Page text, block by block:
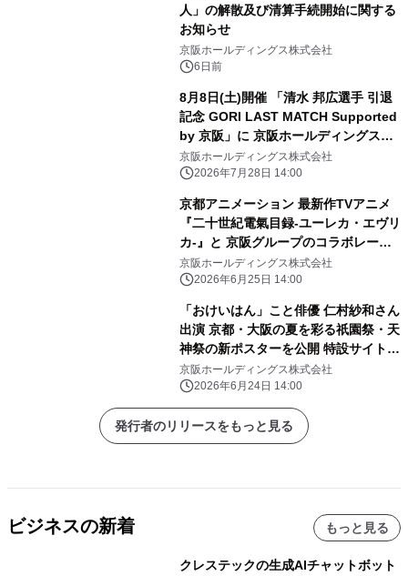
人」の解散及び清算手続開始に関する
お知らせ
京阪ホールディングス株式会社
6日前
8月8日(土)開催 「清水 邦広選手 引退
記念 GORI LAST MATCH Supported
by 京阪」に 京阪ホールディングス㈱
が冠パートナーとして協賛
京阪ホールディングス株式会社
2026年7月28日 14:00
京都アニメーション 最新作TVアニメ
『二十世紀電氣目録-ユーレカ・エヴリ
カ-』と 京阪グループのコラボレーシ
ョン企画が決定！ 放送初日の7月5日
(日)にニデック京都タワーの特別ライ
京阪ホールディングス株式会社
2026年6月25日 14:00
「おけいはん」こと俳優 仁村紗和さん
出演 京都・大阪の夏を彩る祇園祭・天
神祭の新ポスターを公開 特設サイトは
本日、ポスターは6月25日(木)より掲
出開始。
京阪ホールディングス株式会社
2026年6月24日 14:00
発行者のリリースをもっと見る
ビジネスの新着 もっと見る
クレステックの生成AIチャットボット